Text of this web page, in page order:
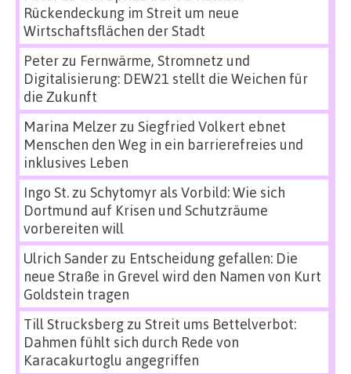
Rückendeckung im Streit um neue
Wirtschaftsflächen der Stadt
Peterzu Fernwärme, Stromnetz und
Digitalisierung: DEW21 stellt die Weichen für
die Zukunft
Marina Melzerzu Siegfried Volkert ebnet
Menschen den Weg in ein barrierefreies und
inklusives Leben
Ingo St.zu Schytomyr als Vorbild: Wie sich
Dortmund auf Krisen und Schutzräume
vorbereiten will
Ulrich Sanderzu Entscheidung gefallen: Die
neue Straße in Grevel wird den Namen von Kurt
Goldstein tragen
Till Strucksbergzu Streit ums Bettelverbot:
Dahmen fühlt sich durch Rede von
Karacakurtoglu angegriffen